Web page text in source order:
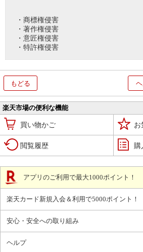
・商標権侵害
・著作権侵害
・意匠権侵害
・特許権侵害
もどる
楽天市場の便利な機能
買い物かご お
閲覧履歴 購
アプリのご利用で最大1000ポイント！
楽天カード新規入会＆利用で5000ポイント！
安心・安全への取り組み
ヘルプ